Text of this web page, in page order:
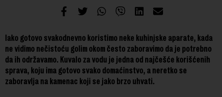
Iako gotovo svakodnevno koristimo neke kuhinjske aparate, kada
ne vidimo nečistoću golim okom često zaboravimo da je potrebno
da ih održavamo. Kuvalo za vodu je jedna od najčešće korišćenih
sprava, koju ima gotovo svako domaćinstvo, a neretko se
zaboravlja na kamenac koji se jako brzo uhvati.